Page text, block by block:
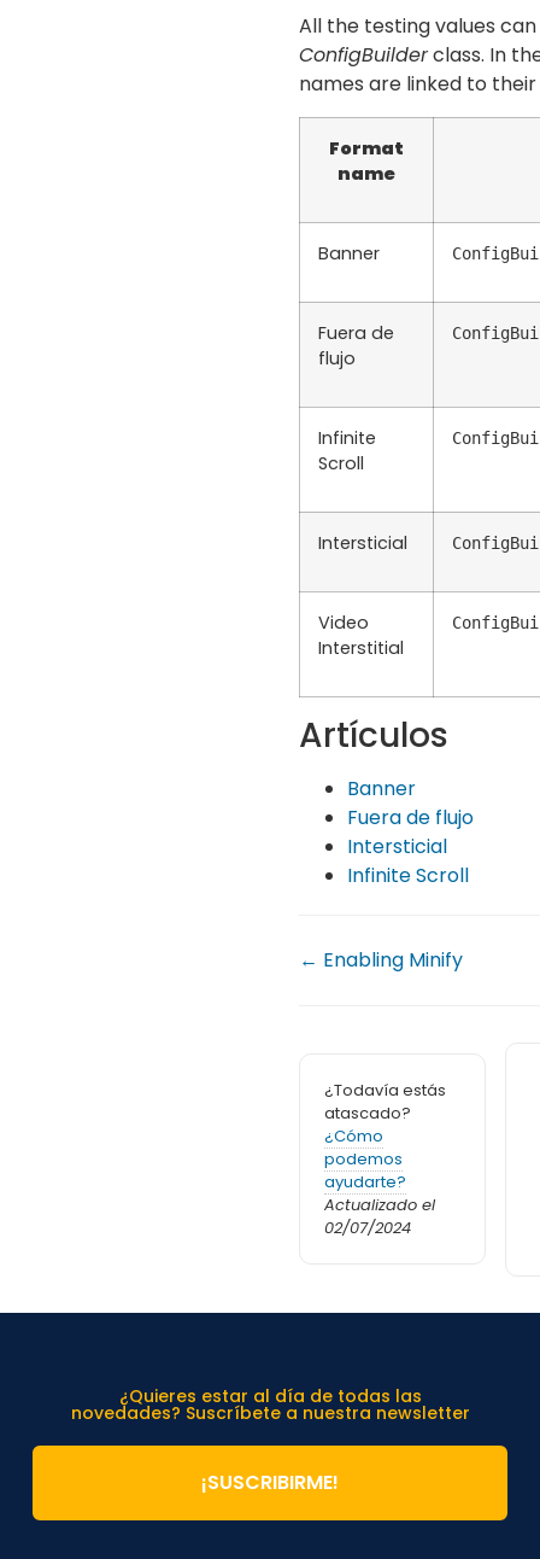
All the testing values
ConfigBuilderclass. In
names are linked to
Format
name
Banner
Fuera de
flujo
Infinite
Scroll
Intersticial
Video
Interstitial
Artículos
Banner
Fuera de flujo
Intersticial
Infinite Scroll
← Enabling Minify
¿Todavía estás
atascado?
¿Cómo
podemos
ayudarte?
Actualizado el
02/07/2024
¿Quieres estar al día de todas las
novedades? Suscríbete a nuestra newsletter
¡SUSCRIBIRME!